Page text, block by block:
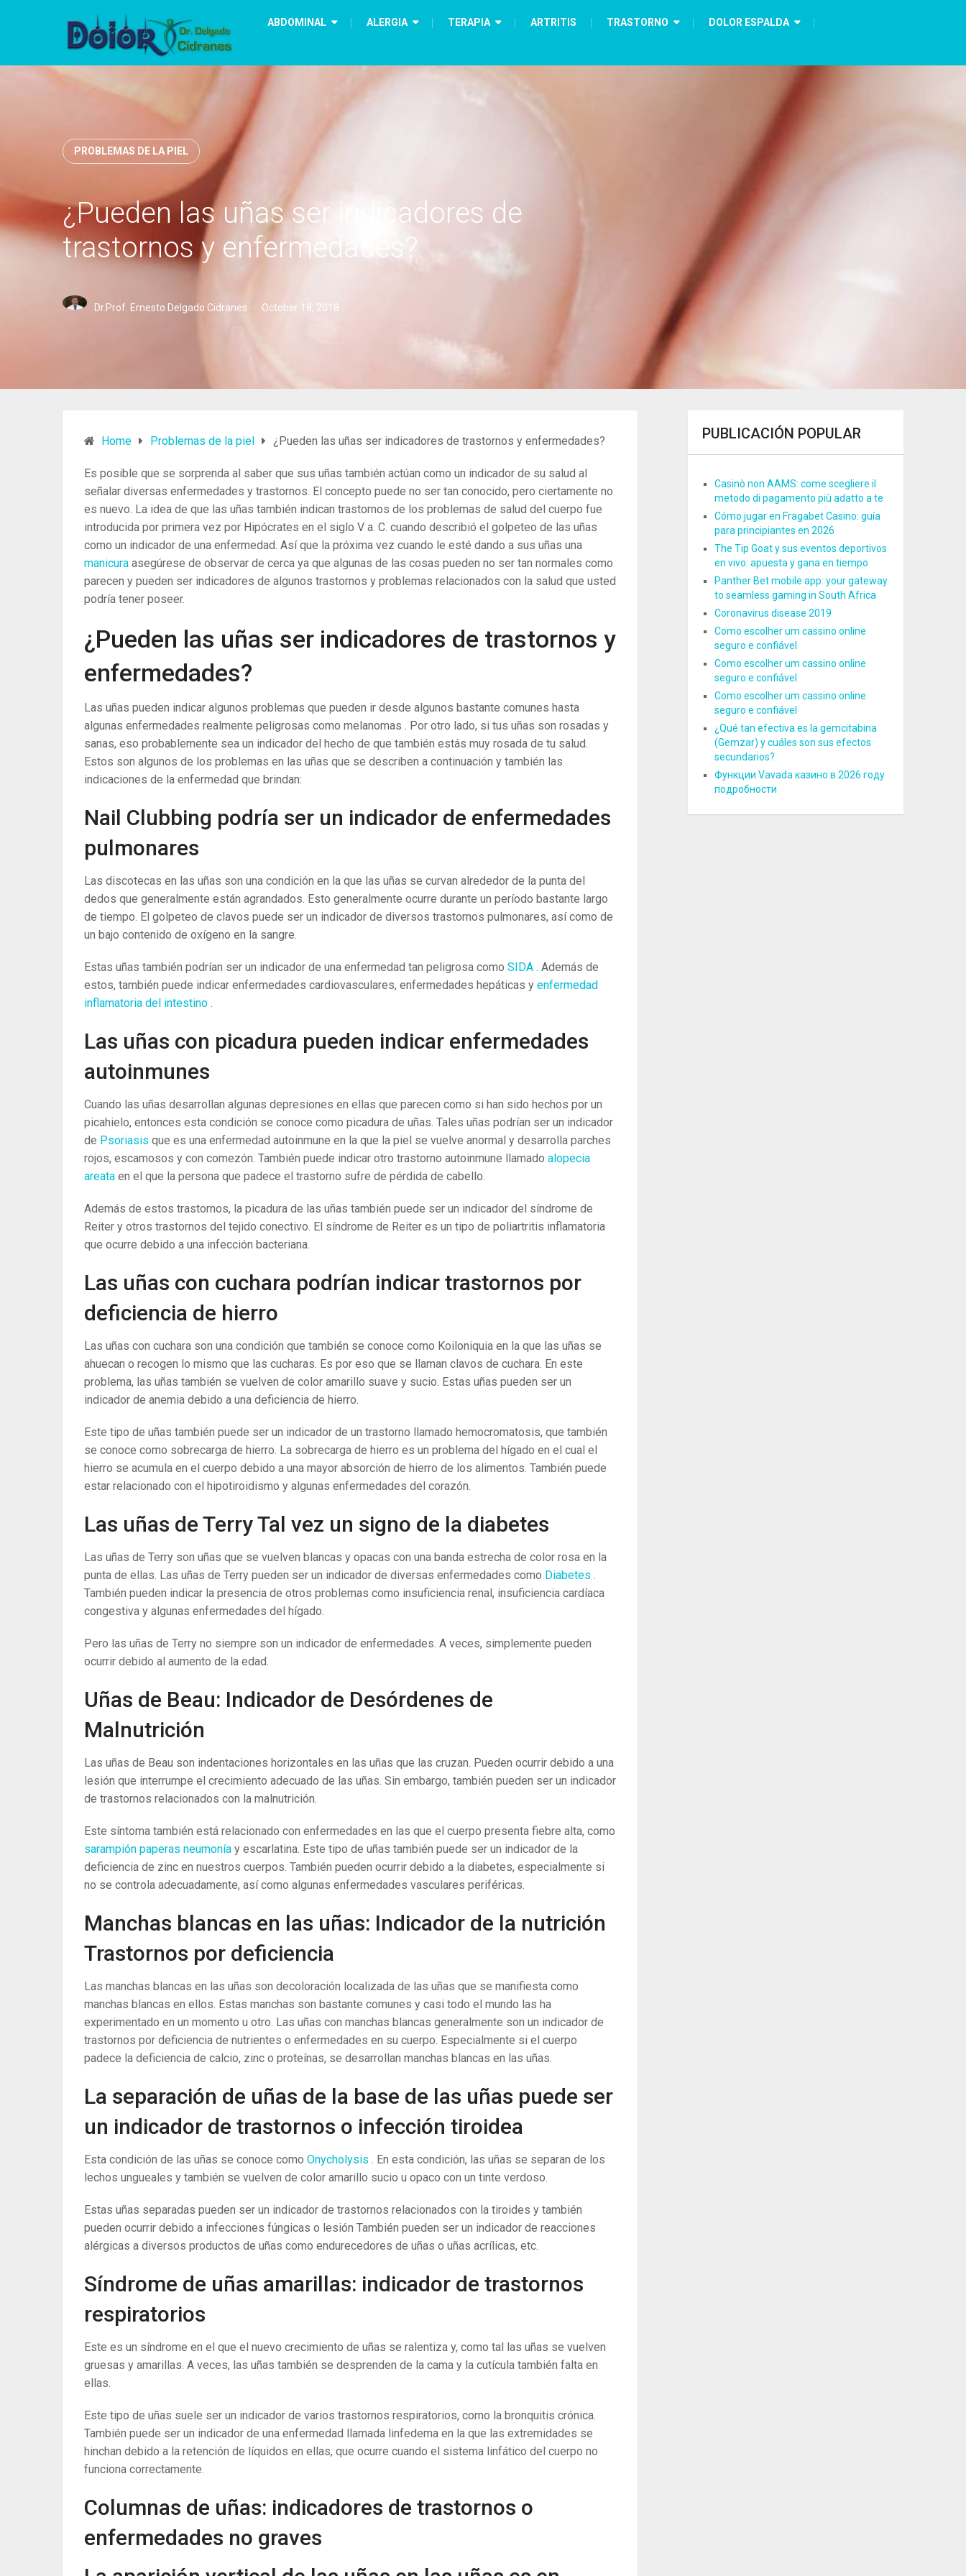
ABDOMINAL ALERGIA TERAPIA ARTRITIS TRASTORNO DOLOR ESPALDA
PROBLEMAS DE LA PIEL
¿Pueden las uñas ser indicadores de
trastornos y enfermedades?
Dr.Prof. Ernesto Delgado Cidranes October 18, 2018
Home Problemas de la piel ¿Pueden las uñas ser indicadores de trastornos y enfermedades?
Es posible que se sorprenda al saber que sus uñas también actúan como un indicador de su salud al
señalar diversas enfermedades y trastornos. El concepto puede no ser tan conocido, pero ciertamente no
es nuevo. La idea de que las uñas también indican trastornos de los problemas de salud del cuerpo fue
introducida por primera vez por Hipócrates en el siglo V a. C. cuando describió el golpeteo de las uñas
como un indicador de una enfermedad. Así que la próxima vez cuando le esté dando a sus uñas una
manicura asegúrese de observar de cerca ya que algunas de las cosas pueden no ser tan normales como
parecen y pueden ser indicadores de algunos trastornos y problemas relacionados con la salud que usted
podría tener poseer.
¿Pueden las uñas ser indicadores de trastornos y
enfermedades?
Las uñas pueden indicar algunos problemas que pueden ir desde algunos bastante comunes hasta
algunas enfermedades realmente peligrosas como melanomas . Por otro lado, si tus uñas son rosadas y
sanas, eso probablemente sea un indicador del hecho de que también estás muy rosada de tu salud.
Estos son algunos de los problemas en las uñas que se describen a continuación y también las
indicaciones de la enfermedad que brindan:
Nail Clubbing podría ser un indicador de enfermedades
pulmonares
Las discotecas en las uñas son una condición en la que las uñas se curvan alrededor de la punta del
dedos que generalmente están agrandados. Esto generalmente ocurre durante un período bastante largo
de tiempo. El golpeteo de clavos puede ser un indicador de diversos trastornos pulmonares, así como de
un bajo contenido de oxígeno en la sangre.
Estas uñas también podrían ser un indicador de una enfermedad tan peligrosa como SIDA . Además de
estos, también puede indicar enfermedades cardiovasculares, enfermedades hepáticas y enfermedad
inflamatoria del intestino .
Las uñas con picadura pueden indicar enfermedades
autoinmunes
Cuando las uñas desarrollan algunas depresiones en ellas que parecen como si han sido hechos por un
picahielo, entonces esta condición se conoce como picadura de uñas. Tales uñas podrían ser un indicador
de Psoriasis que es una enfermedad autoinmune en la que la piel se vuelve anormal y desarrolla parches
rojos, escamosos y con comezón. También puede indicar otro trastorno autoinmune llamado alopecia
areata en el que la persona que padece el trastorno sufre de pérdida de cabello.
Además de estos trastornos, la picadura de las uñas también puede ser un indicador del síndrome de
Reiter y otros trastornos del tejido conectivo. El síndrome de Reiter es un tipo de poliartritis inflamatoria
que ocurre debido a una infección bacteriana.
Las uñas con cuchara podrían indicar trastornos por
deficiencia de hierro
Las uñas con cuchara son una condición que también se conoce como Koiloniquia en la que las uñas se
ahuecan o recogen lo mismo que las cucharas. Es por eso que se llaman clavos de cuchara. En este
problema, las uñas también se vuelven de color amarillo suave y sucio. Estas uñas pueden ser un
indicador de anemia debido a una deficiencia de hierro.
Este tipo de uñas también puede ser un indicador de un trastorno llamado hemocromatosis, que también
se conoce como sobrecarga de hierro. La sobrecarga de hierro es un problema del hígado en el cual el
hierro se acumula en el cuerpo debido a una mayor absorción de hierro de los alimentos. También puede
estar relacionado con el hipotiroidismo y algunas enfermedades del corazón.
Las uñas de Terry Tal vez un signo de la diabetes
Las uñas de Terry son uñas que se vuelven blancas y opacas con una banda estrecha de color rosa en la
punta de ellas. Las uñas de Terry pueden ser un indicador de diversas enfermedades como Diabetes .
También pueden indicar la presencia de otros problemas como insuficiencia renal, insuficiencia cardíaca
congestiva y algunas enfermedades del hígado.
Pero las uñas de Terry no siempre son un indicador de enfermedades. A veces, simplemente pueden
ocurrir debido al aumento de la edad.
Uñas de Beau: Indicador de Desórdenes de
Malnutrición
Las uñas de Beau son indentaciones horizontales en las uñas que las cruzan. Pueden ocurrir debido a una
lesión que interrumpe el crecimiento adecuado de las uñas. Sin embargo, también pueden ser un indicador
de trastornos relacionados con la malnutrición.
Este síntoma también está relacionado con enfermedades en las que el cuerpo presenta fiebre alta, como
sarampión paperas neumonía y escarlatina. Este tipo de uñas también puede ser un indicador de la
deficiencia de zinc en nuestros cuerpos. También pueden ocurrir debido a la diabetes, especialmente si
no se controla adecuadamente, así como algunas enfermedades vasculares periféricas.
Manchas blancas en las uñas: Indicador de la nutrición
Trastornos por deficiencia
Las manchas blancas en las uñas son decoloración localizada de las uñas que se manifiesta como
manchas blancas en ellos. Estas manchas son bastante comunes y casi todo el mundo las ha
experimentado en un momento u otro. Las uñas con manchas blancas generalmente son un indicador de
trastornos por deficiencia de nutrientes o enfermedades en su cuerpo. Especialmente si el cuerpo
padece la deficiencia de calcio, zinc o proteínas, se desarrollan manchas blancas en las uñas.
La separación de uñas de la base de las uñas puede ser
un indicador de trastornos o infección tiroidea
Esta condición de las uñas se conoce como Onycholysis . En esta condición, las uñas se separan de los
lechos ungueales y también se vuelven de color amarillo sucio u opaco con un tinte verdoso.
Estas uñas separadas pueden ser un indicador de trastornos relacionados con la tiroides y también
pueden ocurrir debido a infecciones fúngicas o lesión También pueden ser un indicador de reacciones
alérgicas a diversos productos de uñas como endurecedores de uñas o uñas acrílicas, etc.
Síndrome de uñas amarillas: indicador de trastornos
respiratorios
Este es un síndrome en el que el nuevo crecimiento de uñas se ralentiza y, como tal las uñas se vuelven
gruesas y amarillas. A veces, las uñas también se desprenden de la cama y la cutícula también falta en
ellas.
Este tipo de uñas suele ser un indicador de varios trastornos respiratorios, como la bronquitis crónica.
También puede ser un indicador de una enfermedad llamada linfedema en la que las extremidades se
hinchan debido a la retención de líquidos en ellas, que ocurre cuando el sistema linfático del cuerpo no
funciona correctamente.
Columnas de uñas: indicadores de trastornos o
enfermedades no graves
PUBLICACIÓN POPULAR
Casinò non AAMS: come scegliere il
metodo di pagamento più adatto a te
Cómo jugar en Fragabet Casino: guía
para principiantes en 2026
The Tip Goat y sus eventos deportivos
en vivo: apuesta y gana en tiempo
Panther Bet mobile app: your gateway
to seamless gaming in South Africa
Coronavirus disease 2019
Como escolher um cassino online
seguro e confiável
Como escolher um cassino online
seguro e confiável
Como escolher um cassino online
seguro e confiável
¿Qué tan efectiva es la gemcitabina
(Gemzar) y cuáles son sus efectos
secundarios?
Функции Vavada казино в 2026 году
подробности